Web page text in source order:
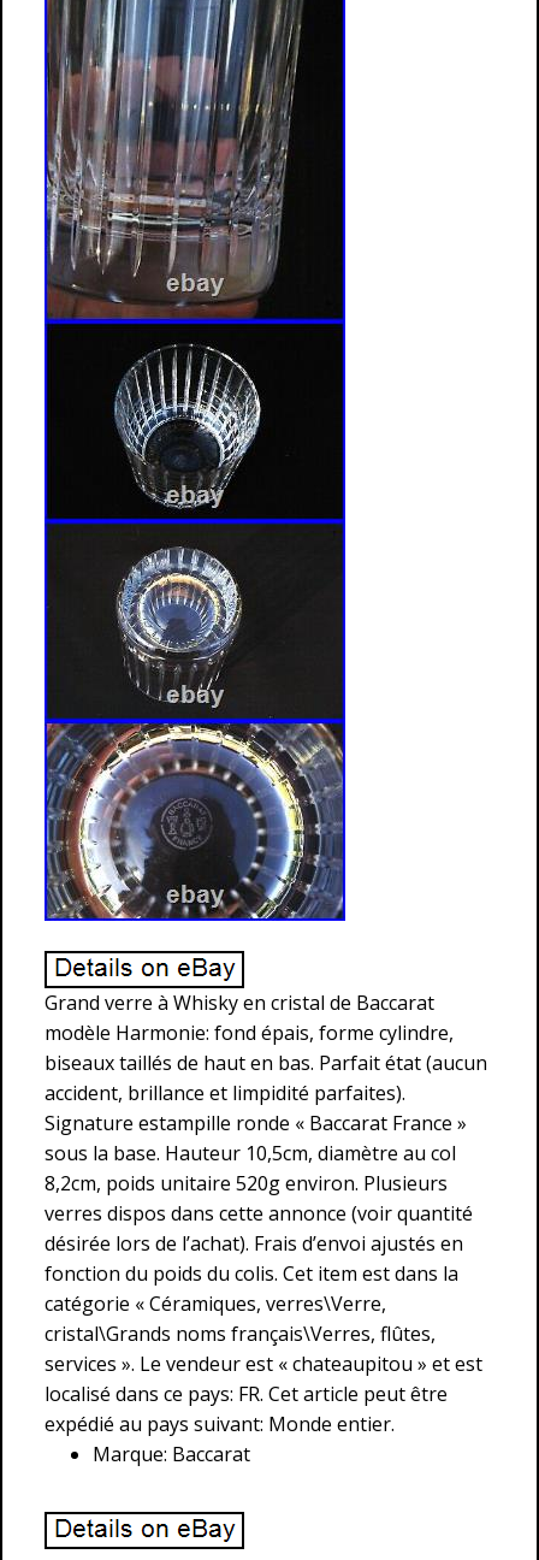
Grand verre à Whisky en cristal de Baccarat
modèle Harmonie: fond épais, forme cylindre,
biseaux taillés de haut en bas. Parfait état (aucun
accident, brillance et limpidité parfaites).
Signature estampille ronde « Baccarat France »
sous la base. Hauteur 10,5cm, diamètre au col
8,2cm, poids unitaire 520g environ. Plusieurs
verres dispos dans cette annonce (voir quantité
désirée lors de l’achat). Frais d’envoi ajustés en
fonction du poids du colis. Cet item est dans la
catégorie « Céramiques, verres\Verre,
cristal\Grands noms français\Verres, flûtes,
services ». Le vendeur est « chateaupitou » et est
localisé dans ce pays: FR. Cet article peut être
expédié au pays suivant: Monde entier.
Marque: Baccarat